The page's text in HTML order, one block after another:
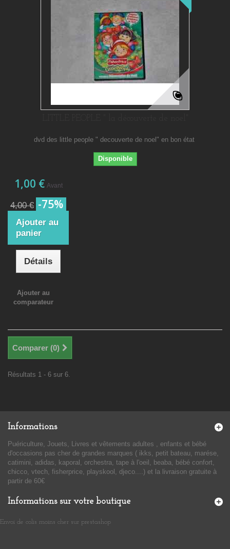
dvd des little people " decouverte de noel" en bon état
Disponible
1,00 € Avant
4,00 € -75%
Ajouter au
panier
Détails
Ajouter au
comparateur
Comparer (0)
Résultats 1 - 6 sur 6.
Informations
Puériculture, Jouets, Livres et vêtements adultes , enfants et bébé
d'occasions pas cher de grandes marques ( ikks, petit bateau, marése,
catimini, adidas, kaporal, orchestra, tape à l'oeil, beaba, bébé confort,
chicco, vtech, fisherprice, playskool, djeco....) et la livraison gratuite à
partir de 60€
Informations sur votre boutique
Envoi de colis moins cher sur prestashop